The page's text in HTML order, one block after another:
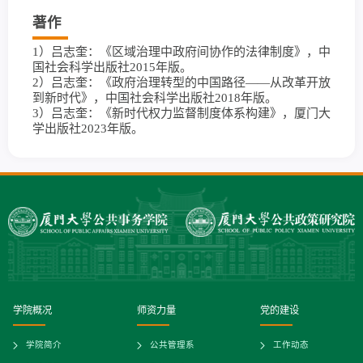
著作
1）吕志奎：《区域治理中政府间协作的法律制度》，中
国社会科学出版社2015年版。
2）吕志奎：《政府治理转型的中国路径——从改革开放
到新时代》，中国社会科学出版社2018年版。
3）吕志奎：《新时代权力监督制度体系构建》，厦门大
学出版社2023年版。
学院概况
学院简介
师资力量
公共管理系
党的建设
工作动态